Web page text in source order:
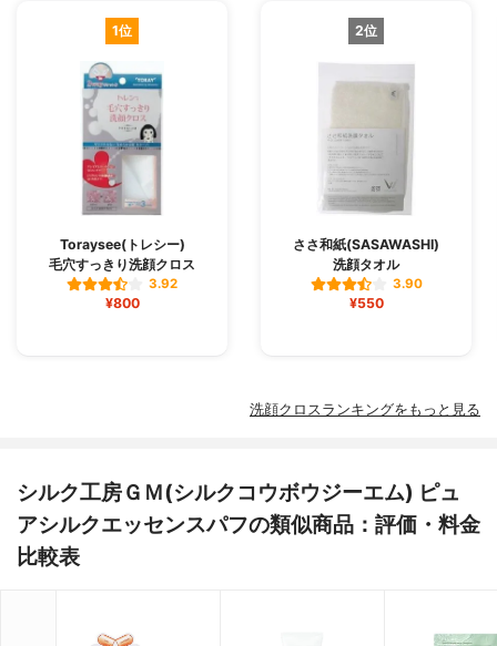
1位
Toraysee(トレシー)
毛穴すっきり洗顔クロス
3.92
¥800
2位
ささ和紙(SASAWASHI)
洗顔タオル
3.90
¥550
洗顔クロスランキングをもっと見る
シルク工房ＧＭ(シルクコウボウジーエム) ピュ
アシルクエッセンスパフの類似商品：評価・料金
比較表